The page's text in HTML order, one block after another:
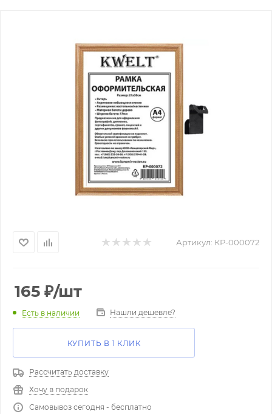
Артикул: КР-000072
165 ₽/шт
Есть в наличии Нашли дешевле?
КУПИТЬ В 1 КЛИК
Рассчитать доставку
Хочу в подарок
Самовывоз сегодня - бесплатно